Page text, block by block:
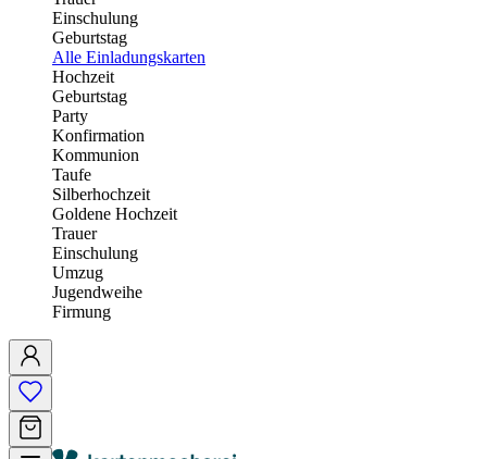
Einschulung
Geburtstag
Alle Einladungskarten
Hochzeit
Geburtstag
Party
Konfirmation
Kommunion
Taufe
Silberhochzeit
Goldene Hochzeit
Trauer
Einschulung
Umzug
Jugendweihe
Firmung